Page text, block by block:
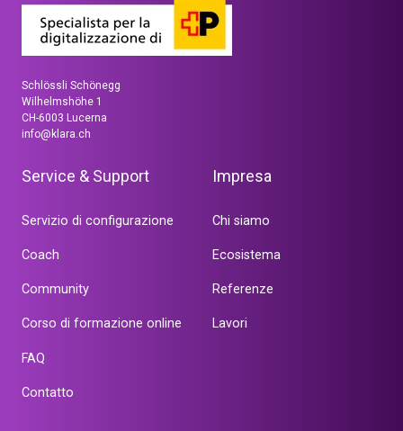
Schlössli Schönegg
Wilhelmshöhe 1
CH-6003 Lucerna
info@klara.ch
Service & Support
Servizio di configurazione
Coach
Community
Corso di formazione online
FAQ
Contatto
Impresa
Chi siamo
Ecosistema
Referenze
Lavori